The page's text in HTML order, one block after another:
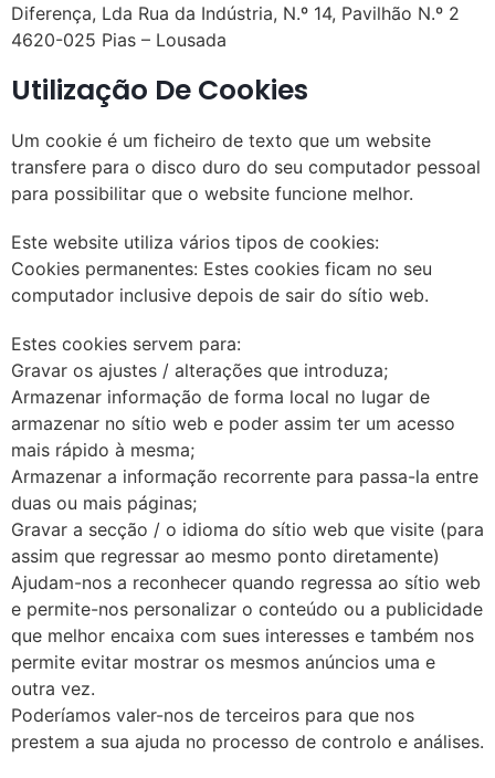
Diferença, Lda Rua da Indústria, N.º 14, Pavilhão N.º 2
4620-025 Pias – Lousada
Utilização De Cookies
Um cookie é um ficheiro de texto que um website
transfere para o disco duro do seu computador pessoal
para possibilitar que o website funcione melhor.
Este website utiliza vários tipos de cookies:
Cookies permanentes: Estes cookies ficam no seu
computador inclusive depois de sair do sítio web.
Estes cookies servem para:
Gravar os ajustes / alterações que introduza;
Armazenar informação de forma local no lugar de
armazenar no sítio web e poder assim ter um acesso
mais rápido à mesma;
Armazenar a informação recorrente para passa-la entre
duas ou mais páginas;
Gravar a secção / o idioma do sítio web que visite (para
assim que regressar ao mesmo ponto diretamente)
Ajudam-nos a reconhecer quando regressa ao sítio web
e permite-nos personalizar o conteúdo ou a publicidade
que melhor encaixa com sues interesses e também nos
permite evitar mostrar os mesmos anúncios uma e
outra vez.
Poderíamos valer-nos de terceiros para que nos
prestem a sua ajuda no processo de controlo e análises.